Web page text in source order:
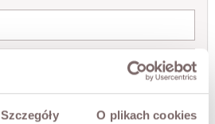
Szczegóły O plikach cookies